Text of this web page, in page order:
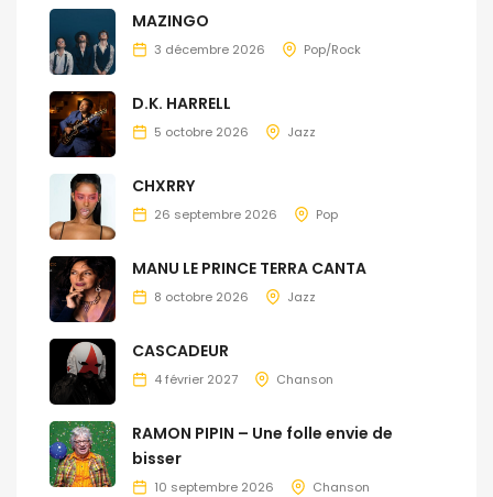
MAZINGO
3 décembre 2026 Pop/Rock
D.K. HARRELL
5 octobre 2026 Jazz
CHXRRY
26 septembre 2026 Pop
MANU LE PRINCE TERRA CANTA
8 octobre 2026 Jazz
CASCADEUR
4 février 2027 Chanson
RAMON PIPIN – Une folle envie de
bisser
10 septembre 2026 Chanson